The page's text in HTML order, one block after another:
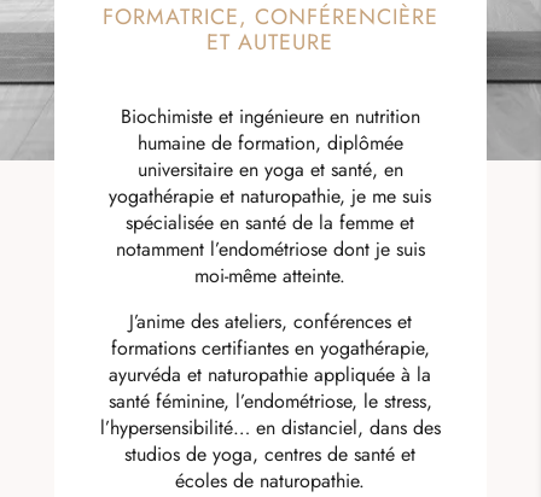
FORMATRICE, CONFÉRENCIÈRE
ET AUTEURE
Biochimiste et ingénieure en nutrition
humaine de formation, diplômée
universitaire en yoga et santé, en
yogathérapie et naturopathie, je me suis
spécialisée en santé de la femme et
notamment l’endométriose dont je suis
moi-même atteinte.
J’anime des ateliers, conférences et
formations certifiantes en yogathérapie,
ayurvéda et naturopathie appliquée à la
santé féminine, l’endométriose, le stress,
l’hypersensibilité… en distanciel, dans des
studios de yoga, centres de santé et
écoles de naturopathie.